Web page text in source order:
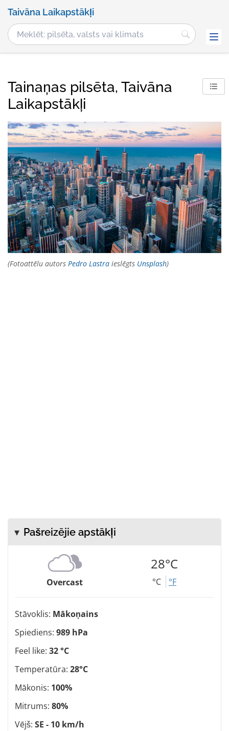
Taivāna Laikapstākļi
Tainaņas pilsēta, Taivāna
Laikapstākļi
(Fotoattēlu autors Pedro Lastra ieslēgts Unsplash)
Pašreizējie apstākļi
Overcast
28°C
°C °F
Stāvoklis: Mākoņains
Spiediens: 989 hPa
Feel like: 32 °C
Temperatūra: 28°C
Mākonis: 100%
Mitrums: 80%
Vējš: SE - 10 km/h